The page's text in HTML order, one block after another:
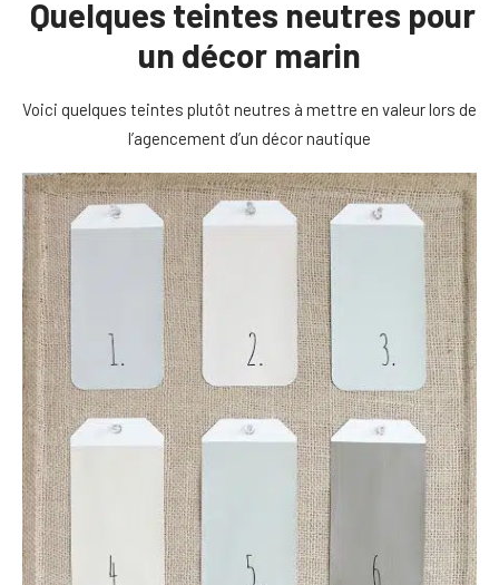
Quelques teintes neutres pour
un décor marin
Voici quelques teintes plutôt neutres à mettre en valeur lors de
l’agencement d’un décor nautique